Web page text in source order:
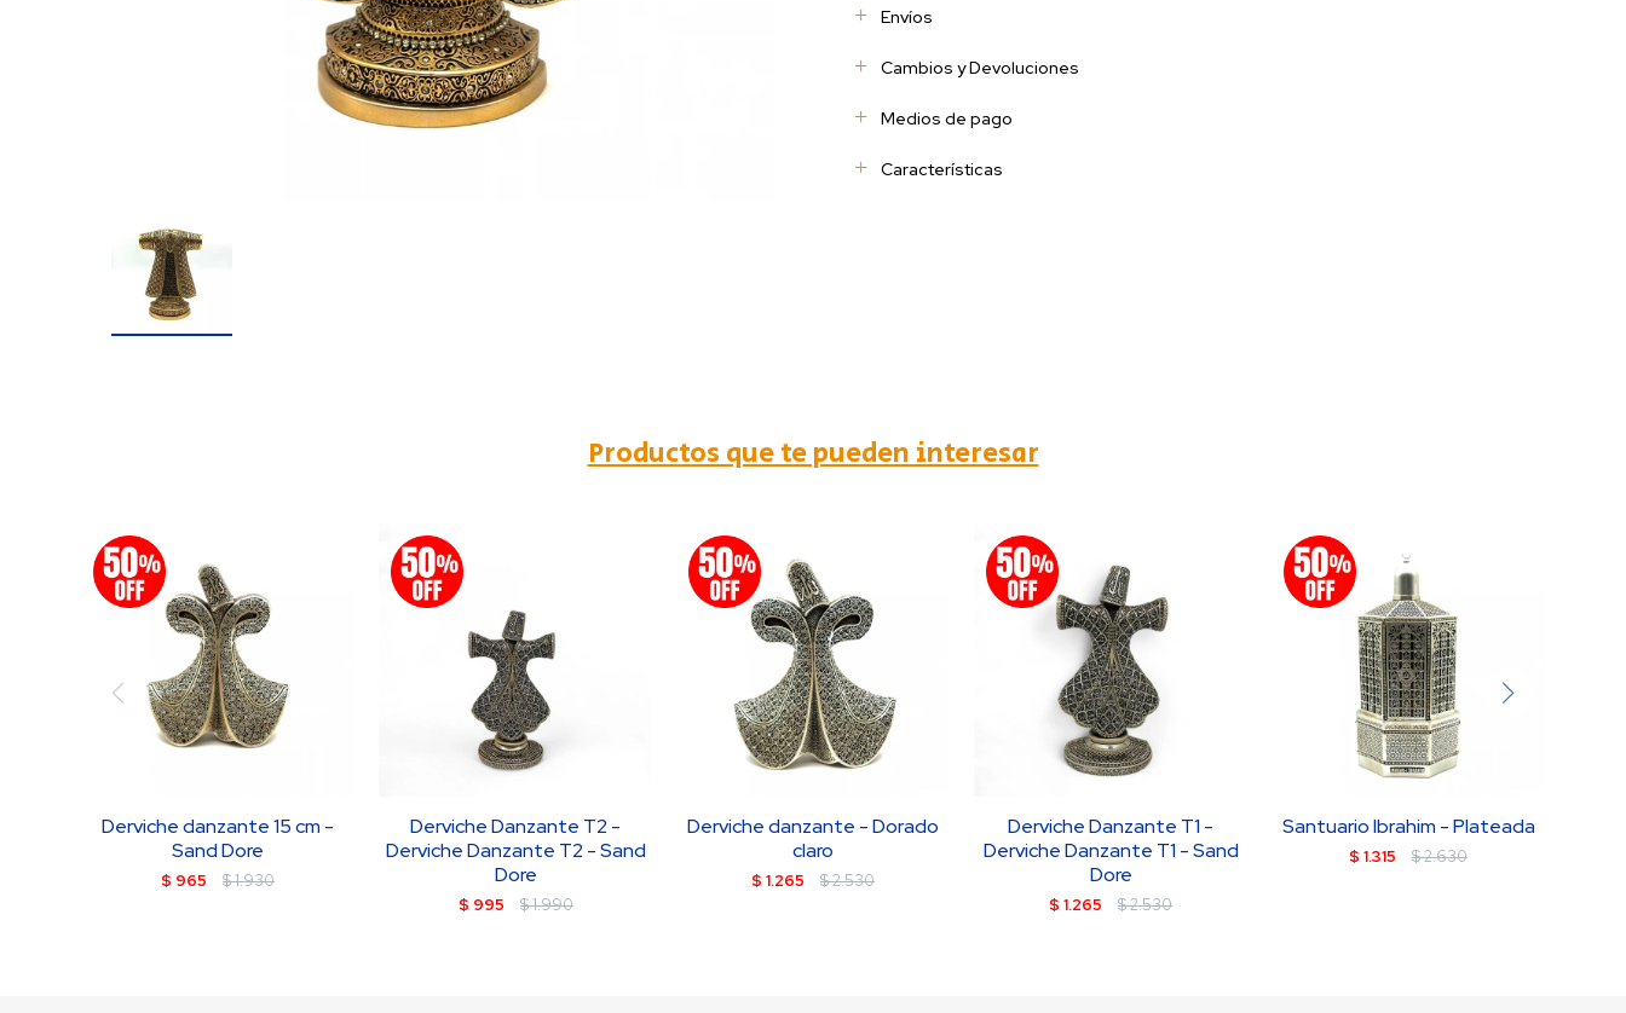
Envíos
Cambios y Devoluciones
Medios de pago
Características
Productos que te pueden interesar
Derviche danzante 15 cm -
Sand Dore
$ 965 $1.930
Derviche Danzante T2 -
Derviche Danzante T2 - Sand
Dore
$ 995 $1.990
Derviche danzante - Dorado
claro
$ 1.265 $2.530
Derviche Danzante T1 -
Derviche Danzante T1 - Sand
Dore
$ 1.265 $2.530
Santuario Ibrahim - Plateada
$ 1.315 $2.630